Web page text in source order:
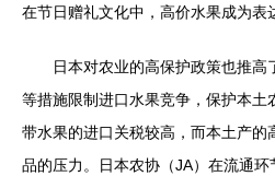
在节日赠礼文化中，高价水果成为表
日本对农业的高保护政策也推
等措施限制进口水果竞争，保护本土
带水果的进口关税较高，而本土产的
品的压力。日本农协（JA）在流通环